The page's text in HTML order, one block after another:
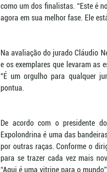
como um dos finalistas. “Este é
agora em sua melhor fase. Ele
Na avaliação do jurado Cláudio
e os exemplares que levaram as
“É um orgulho para qualquer
pontua.
De acordo com o presidente
Expolondrina é uma das
por outras raças. Conforme o
para se trazer cada vez mais
“Aqui é uma vitrine para o